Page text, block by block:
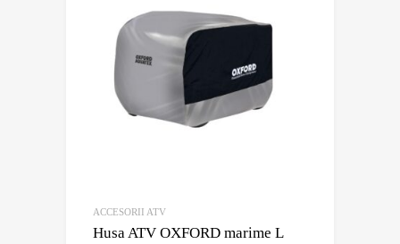
ACCESORII ATV
Husa ATV OXFORD marime L